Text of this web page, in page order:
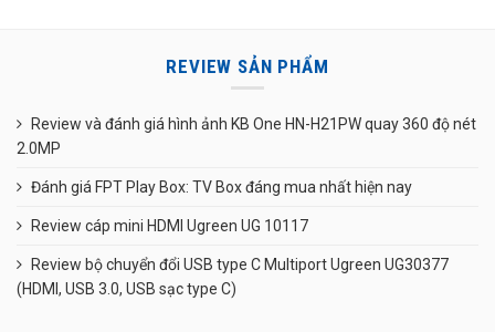
REVIEW SẢN PHẨM
Review và đánh giá hình ảnh KB One HN-H21PW quay 360 độ nét
2.0MP
Đánh giá FPT Play Box: TV Box đáng mua nhất hiện nay
Review cáp mini HDMI Ugreen UG 10117
Review bộ chuyển đổi USB type C Multiport Ugreen UG30377
(HDMI, USB 3.0, USB sạc type C)